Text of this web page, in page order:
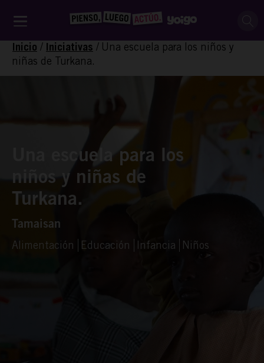
Inicio / Iniciativas / Una escuela para los niños y
niñas de Turkana.
Una escuela para los
niños y niñas de
Turkana.
Tamaisan
Alimentación Educación Infancia Niños